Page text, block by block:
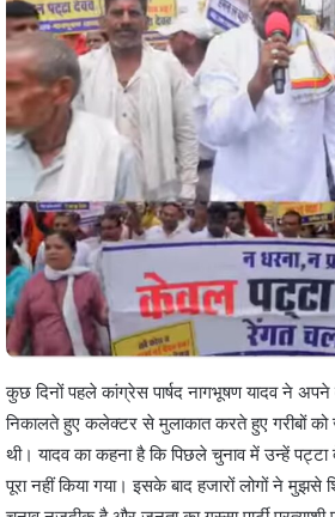
कुछ दिनों पहले कांग्रेस पार्षद नागभूषण यादव ने
निकालते हुए कलेक्टर से मुलाकात करते हुए गरीबों को
थी। यादव का कहना है कि पिछले चुनाव में उन्हें पट्टा
पूरा नहीं किया गया। इसके बाद हजारों लोगों ने मुझसे